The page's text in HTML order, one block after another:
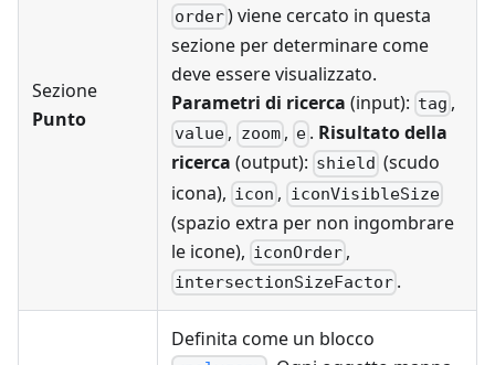
Sezione
Punto
order) viene cercato in questa
sezione per determinare come
deve essere visualizzato.
Parametri di ricerca (input): tag ,
value , zoom , e . Risultato della
ricerca (output): shield (scudo
icona), icon , iconVisibleSize
(spazio extra per non ingombrare
le icone), iconOrder ,
intersectionSizeFactor .
Definita come un blocco